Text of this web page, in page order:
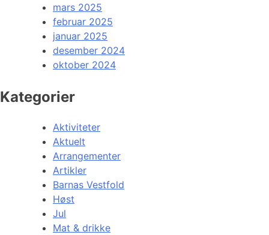
mars 2025
februar 2025
januar 2025
desember 2024
oktober 2024
Kategorier
Aktiviteter
Aktuelt
Arrangementer
Artikler
Barnas Vestfold
Høst
Jul
Mat & drikke